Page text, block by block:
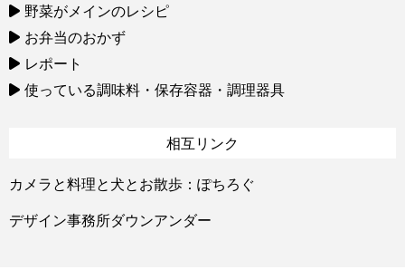
野菜がメインのレシピ
お弁当のおかず
レポート
使っている調味料・保存容器・調理器具
相互リンク
カメラと料理と犬とお散歩：ぽちろぐ
デザイン事務所ダウンアンダー